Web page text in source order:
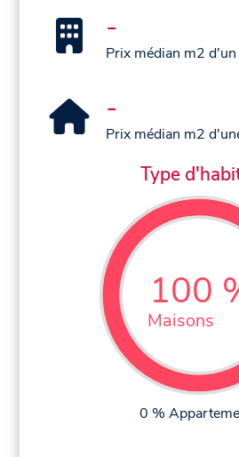
-
Prix médian m2
-
Prix médian m2
Type
100
Maisons
0 %